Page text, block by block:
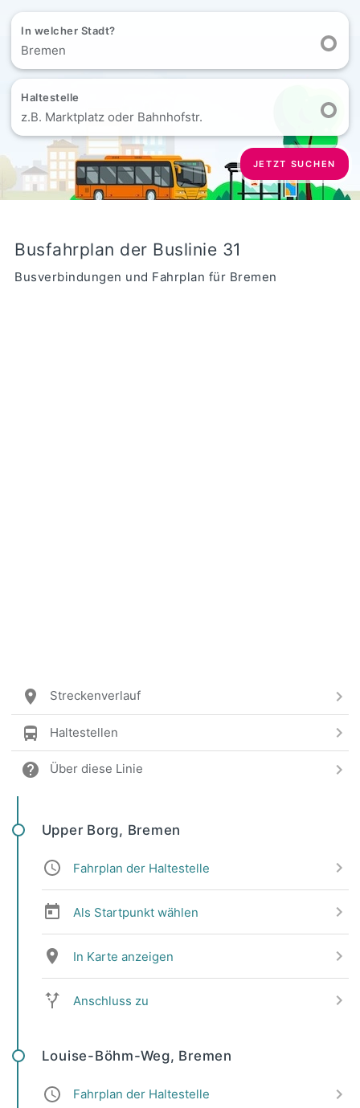
In welcher Stadt?
Bremen
Haltestelle
z.B. Marktplatz oder Bahnhofstr.
JETZT SUCHEN
Busfahrplan der Buslinie 31
Busverbindungen und Fahrplan für Bremen
Streckenverlauf
Haltestellen
Über diese Linie
Upper Borg, Bremen
Fahrplan der Haltestelle
Als Startpunkt wählen
In Karte anzeigen
Anschluss zu
Louise-Böhm-Weg, Bremen
Fahrplan der Haltestelle